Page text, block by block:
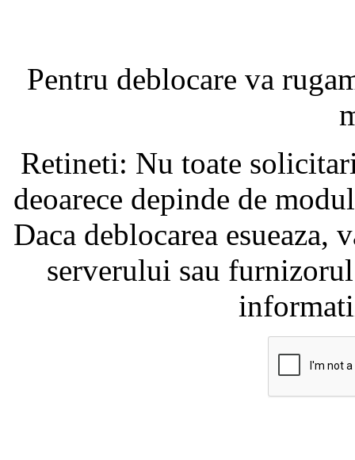
Pentru deblocare va
Retineti: Nu toate
deoarece depinde de
Daca deblocarea
serverului sau